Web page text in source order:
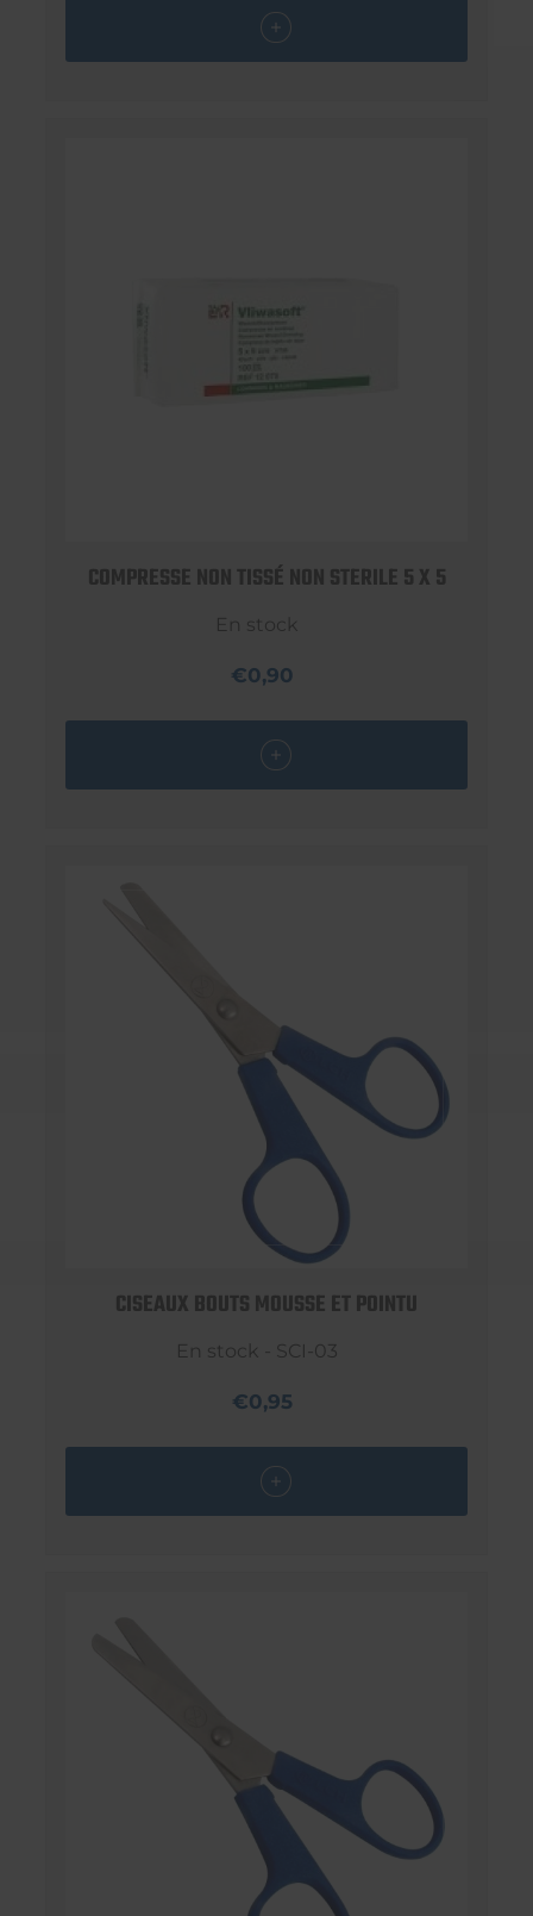
COMPRESSE NON TISSÉ NON STERILE 5 X 5
En stock
€0,90
CISEAUX BOUTS MOUSSE ET POINTU
En stock - SCI-03
€0,95